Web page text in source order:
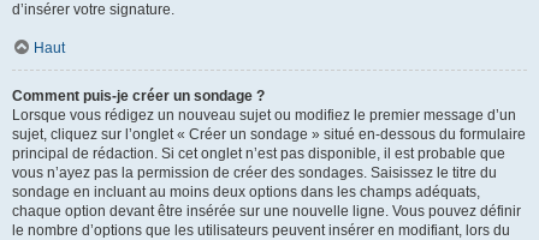
d’insérer votre signature.
Haut
Comment puis-je créer un sondage ?
Lorsque vous rédigez un nouveau sujet ou modifiez le premier message d’un
sujet, cliquez sur l’onglet « Créer un sondage » situé en-dessous du formulaire
principal de rédaction. Si cet onglet n’est pas disponible, il est probable que
vous n’ayez pas la permission de créer des sondages. Saisissez le titre du
sondage en incluant au moins deux options dans les champs adéquats,
chaque option devant être insérée sur une nouvelle ligne. Vous pouvez définir
le nombre d’options que les utilisateurs peuvent insérer en modifiant, lors du